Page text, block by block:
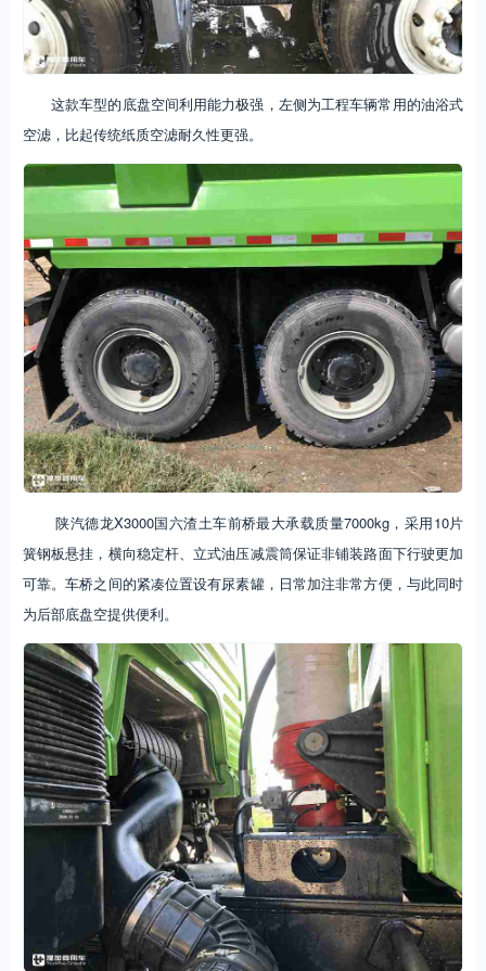
这款车型的底盘空间利用能力极强，左侧为工程车辆常用的油浴式
空滤，比起传统纸质空滤耐久性更强。
陕汽德龙X3000国六渣土车前桥最大承载质量7000kg，采用10片
簧钢板悬挂，横向稳定杆、立式油压减震筒保证非铺装路面下行驶更加
可靠。车桥之间的紧凑位置设有尿素罐，日常加注非常方便，与此同时
为后部底盘空提供便利。